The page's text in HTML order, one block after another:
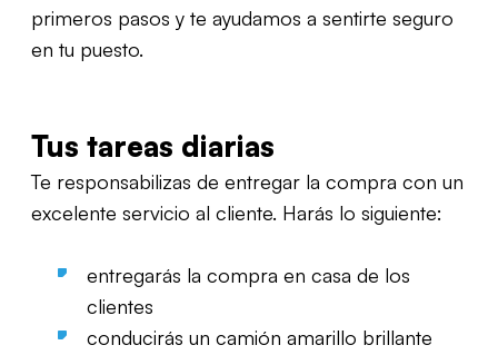
primeros pasos y te ayudamos a sentirte seguro
en tu puesto.
Tus tareas diarias
Te responsabilizas de entregar la compra con un
excelente servicio al cliente. Harás lo siguiente:
entregarás la compra en casa de los
clientes
conducirás un camión amarillo brillante